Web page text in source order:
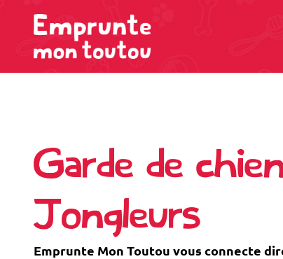
Garde de
Jongleurs
Emprunte Mon Toutou vous connecte